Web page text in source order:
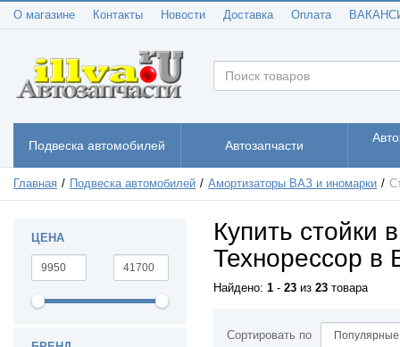
О магазине Контакты Новости Доставка Оплата
Подвеска автомобилей Автозапчасти
Главная Подвеска автомобилей Амортизаторы ВАЗ и иномарки
ЦЕНА
Купить стойки
Технорессор в
Найдено: 1 - 23 из 23 товара
Сортировать по